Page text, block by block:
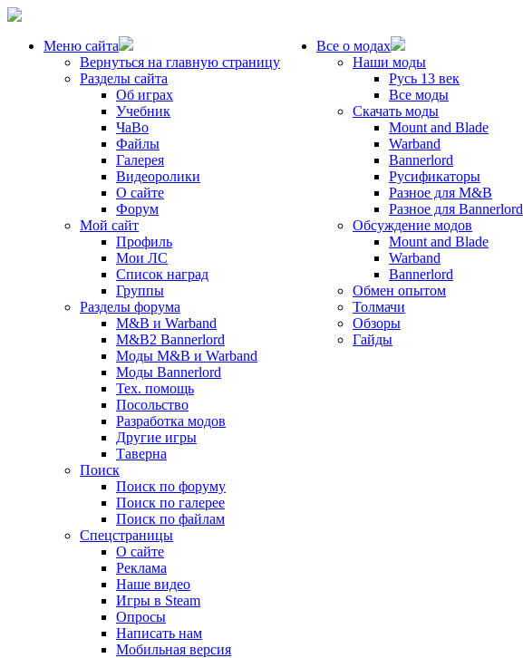
Меню сайта
Вернуться на главную страницу
Разделы сайта
Об играх
Учебник
ЧаВо
Файлы
Галерея
Видеоролики
О сайте
Форум
Мой сайт
Профиль
Мои ЛС
Список наград
Группы
Разделы форума
M&B и Warband
M&B2 Bannerlord
Моды M&B и Warband
Моды Bannerlord
Тех. помощь
Посольство
Разработка модов
Другие игры
Таверна
Поиск
Поиск по форуму
Поиск по галерее
Поиск по файлам
Спецстраницы
О сайте
Реклама
Наше видео
Игры в Steam
Опросы
Написать нам
Мобильная версия
Все о модах
Наши моды
Русь 13 век
Все моды
Скачать моды
Mount and Blade
Warband
Bannerlord
Русификаторы
Разное для M&B
Разное для Bannerlord
Обсуждение модов
Mount and Blade
Warband
Bannerlord
Обмен опытом
Толмачи
Обзоры
Гайды